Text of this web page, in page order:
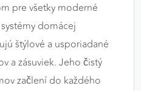
pre všetky moderné
domácej
štýlové a usporiadané
a zásuviek. Jeho čistý
začlení do každého
COOKIES
naprieč webovými
a našim partnerom
reklamu, a to na